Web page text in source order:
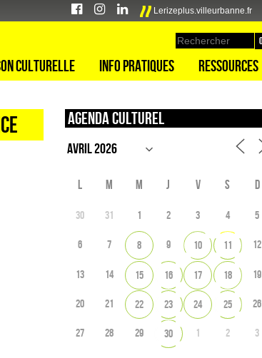
Lerizeplus.villeurbanne.fr
culturelle Info pratiques Ressources
Agenda culturel
L M M J V S D
30 31 1 2 3 4 5
6 7 8 9 10 11 12
13 14 15 16 17 18 19
20 21 22 23 24 25 26
27 28 29 30 1 2 3